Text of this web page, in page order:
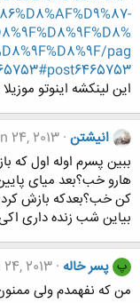
pag
این لینکشه اینوتو
انیشتن 24, 2013
ببین پسرم اوله اول که
هارو خب؟بعد میای
کن خب؟بعدکه بازش
بیاین شب زنده داری
پ پسر خاله 2013
من که نفهمدم ولی